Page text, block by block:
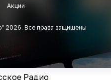
Акции
" 2026. Все права защищены
Радио